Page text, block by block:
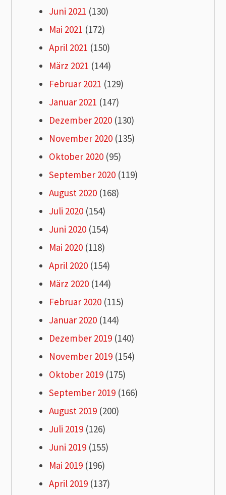
Juni 2021 (130)
Mai 2021 (172)
April 2021 (150)
März 2021 (144)
Februar 2021 (129)
Januar 2021 (147)
Dezember 2020 (130)
November 2020 (135)
Oktober 2020 (95)
September 2020 (119)
August 2020 (168)
Juli 2020 (154)
Juni 2020 (154)
Mai 2020 (118)
April 2020 (154)
März 2020 (144)
Februar 2020 (115)
Januar 2020 (144)
Dezember 2019 (140)
November 2019 (154)
Oktober 2019 (175)
September 2019 (166)
August 2019 (200)
Juli 2019 (126)
Juni 2019 (155)
Mai 2019 (196)
April 2019 (137)